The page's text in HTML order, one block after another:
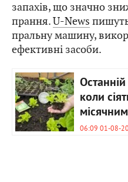
запахів, що значно
прання.U-News
пральну машину,
ефективні засоби.
коли
06:09 01-08-